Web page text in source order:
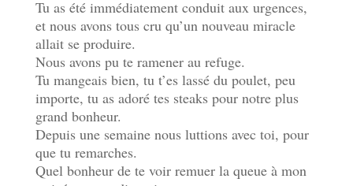
Tu as été immédiatement conduit aux urgences,
et nous avons tous cru qu’un nouveau miracle
allait se produire.
Nous avons pu te ramener au refuge.
Tu mangeais bien, tu t’es lassé du poulet, peu
importe, tu as adoré tes steaks pour notre plus
grand bonheur.
Depuis une semaine nous luttions avec toi, pour
que tu remarches.
Quel bonheur de te voir remuer la queue à mon